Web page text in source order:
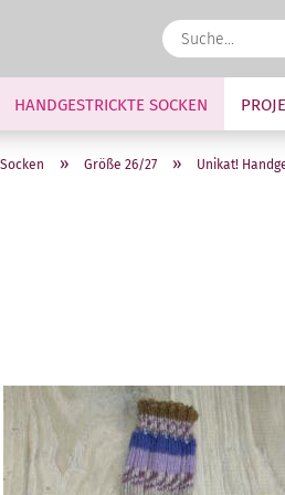
HANDGESTRICKTE SOCKEN
» Größe 26/27 » Unikat!